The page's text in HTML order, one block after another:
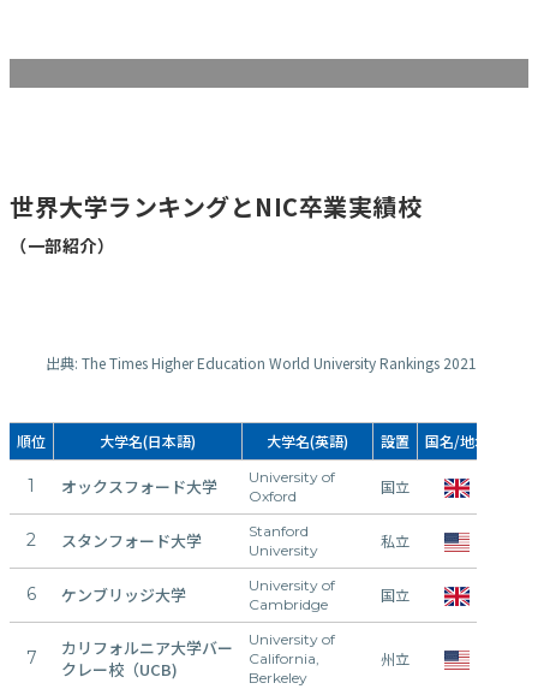
世界⼤学ランキングとNIC卒業実績校
（一部紹介）
出典: The Times Higher Education World University Rankings 2021
順位 大学名(日本語) 大学名(英語) 設置 国名/地域
1 オックスフォード大学
University of
Oxford
国立
2 スタンフォード大学
Stanford
University
私立
6 ケンブリッジ大学
University of
Cambridge
国立
7
カリフォルニア大学バー
クレー校（UCB)
University of
California,
Berkeley
州立